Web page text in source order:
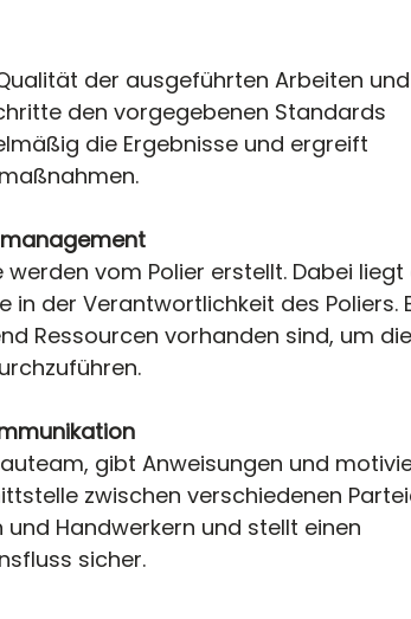
der ausgeführten Arbeiten
den vorgegebenen Standards
die Ergebnisse und ergreift
vom Polier erstellt. Dabei liegt
in der Verantwortlichkeit des Poliers.
Ressourcen vorhanden sind, um die
zwischen verschiedenen
Handwerkern und stellt einen
sicher.